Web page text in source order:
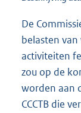
De
belasten
activiteiten
zou op de
worden aan
CCCTB die